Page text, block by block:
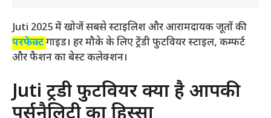
Juti 2025 में खोजें सबसे स्टाइलिश और आरामदायक जूतों की
परफेक्टगाइड। हर मौके के लिए ट्रेंडी फुटवियर स्टाइल, कम्फर्ट
और फैशन का बेस्ट कलेक्शन।
Juti ट्रेंडी फुटवियर क्यों है आपकी